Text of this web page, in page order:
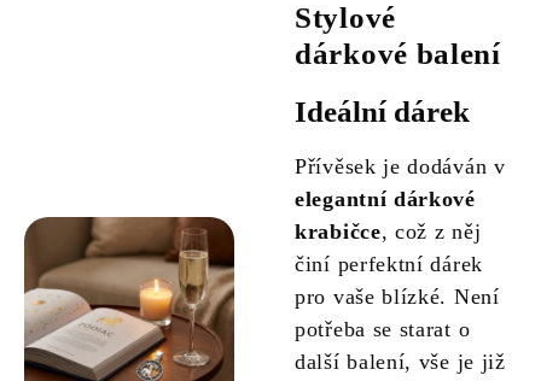
Stylové
dárkové balení
Ideální dárek
Přívěsek je dodáván v
elegantní dárkové
krabičce, což z něj
činí perfektní dárek
pro vaše blízké. Není
potřeba se starat o
další balení, vše je již